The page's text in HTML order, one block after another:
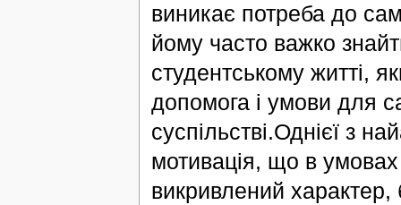
виникає потреба до
йому часто важко
студентському житті,
допомога і умови для
суспільстві.Однієї з
мотивація, що в
викривлений характер,